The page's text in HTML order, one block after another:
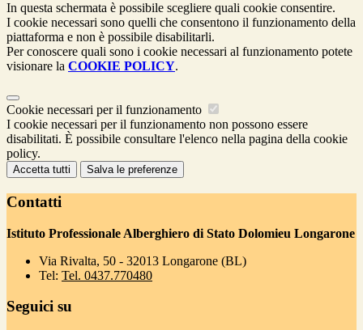
In questa schermata è possibile scegliere quali cookie consentire.
I cookie necessari sono quelli che consentono il funzionamento della
piattaforma e non è possibile disabilitarli.
Per conoscere quali sono i cookie necessari al funzionamento potete
visionare la COOKIE POLICY.
Cookie necessari per il funzionamento
I cookie necessari per il funzionamento non possono essere
disabilitati. È possibile consultare l'elenco nella pagina della cookie
policy.
Accetta tutti Salva le preferenze
Contatti
Istituto Professionale Alberghiero di Stato Dolomieu Longarone
Via Rivalta, 50 - 32013 Longarone (BL)
Tel: Tel. 0437.770480
Seguici su